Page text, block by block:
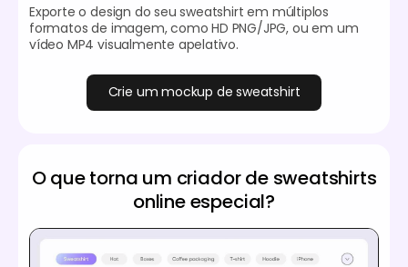
Exporte o design do seu sweatshirt em múltiplos
formatos de imagem, como HD PNG/JPG, ou em um
vídeo MP4 visualmente apelativo.
Crie um mockup de sweatshirt
O que torna um criador de sweatshirts
online especial?